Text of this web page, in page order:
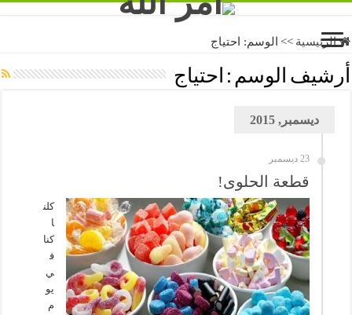
الرئيسية >> الوسم: احتياج
أرشيف الوسم : احتياج
ديسمبر, 2015
23 ديسمبر
قطعة الحلوى!
كلن
ا
كنا
ف
ي
يو
م